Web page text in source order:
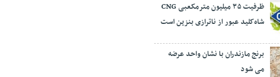
ظرفیت ۳۵ میلیون مترمکعبی CNG
شاه‌کلید عبور از ناترازی بنزین است
برنج مازندران با نشان واحد عرضه
می شود